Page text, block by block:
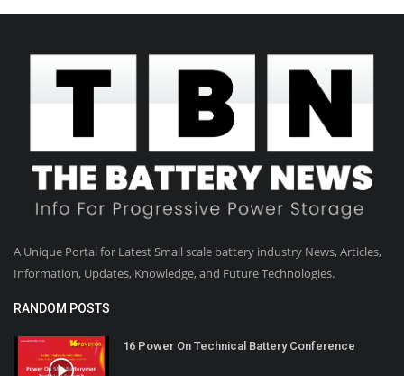
A Unique Portal for Latest Small scale battery industry News, Articles,
Information, Updates, Knowledge, and Future Technologies.
RANDOM POSTS
16 Power On Technical Battery Conference